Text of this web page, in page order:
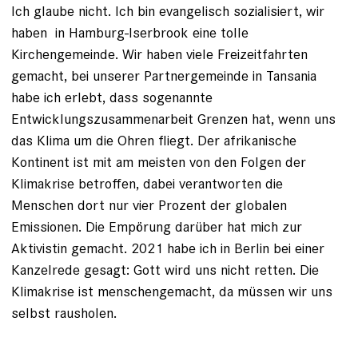
Ich glaube nicht. Ich bin evangelisch sozialisiert, wir
haben ­ in Hamburg-Iserbrook eine tolle
Kirchengemeinde. Wir haben viele Freizeitfahrten
gemacht, bei unserer Partnergemeinde in Tansania
habe ich erlebt, dass sogenannte
Entwicklungszusammenarbeit Grenzen hat, wenn uns
das Klima um die Ohren fliegt. Der afrikanische
Kontinent ist mit am meisten von den Folgen der
Klimakrise betroffen, dabei verantworten die
Menschen dort nur vier Prozent der globalen
Emissionen. Die Empörung darüber hat mich zur
Aktivistin gemacht. 2021 habe ich in Berlin bei einer
Kanzelrede gesagt: Gott wird uns nicht retten. Die
Klimakrise ist menschengemacht, da müssen wir uns
selbst rausholen.